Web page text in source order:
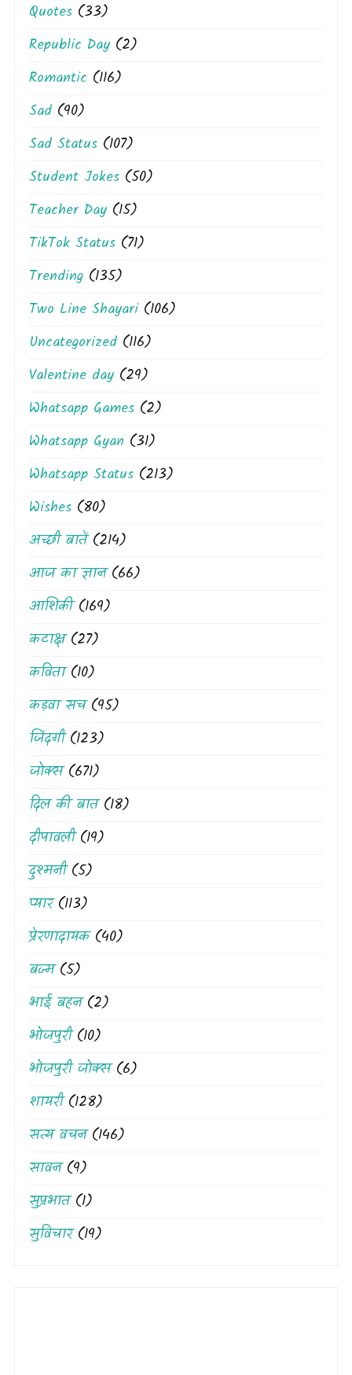
Quotes (33)
Republic Day (2)
Romantic (116)
Sad (90)
Sad Status (107)
Student Jokes (50)
Teacher Day (15)
TikTok Status (71)
Trending (135)
Two Line Shayari(106)
Uncategorized (116)
Valentine day (29)
Whatsapp Games (2)
Whatsapp Gyan (31)
Whatsapp Status (213)
Wishes (80)
अच्छी बातें(214)
आज का ज्ञान(66)
आशिकी(169)
कटाक्ष(27)
कविता(10)
कड़वा सच(95)
जिंदगी(123)
जोक्स(671)
दिल की बात(18)
दीपावली(19)
दुश्मनी(5)
प्यार(113)
प्रेरणादायक(40)
बज्म(5)
भाई बहन(2)
भोजपुरी(10)
भोजपुरी जोक्स(6)
शायरी(128)
सत्य वचन(146)
सावन(9)
सुप्रभात(1)
सुविचार(19)